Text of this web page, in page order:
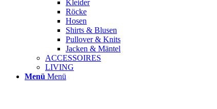
Kleider
Röcke
Hosen
Shirts & Blusen
Pullover & Knits
Jacken & Mäntel
ACCESSOIRES
LIVING
Menü Menü